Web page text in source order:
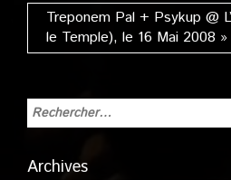
Treponem Pal + Psykup @
le Temple), le 16 Mai 2008 »
Archives